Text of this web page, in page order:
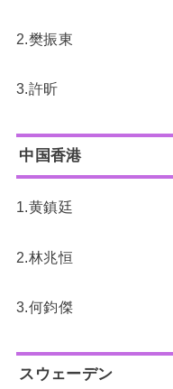
2.樊振東
3.許昕
中国香港
1.黄鎮廷
2.林兆恒
3.何鈞傑
スウェーデン